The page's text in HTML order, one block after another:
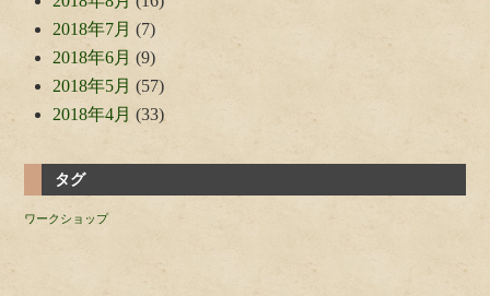
2018年7月 (7)
2018年6月 (9)
2018年5月 (57)
2018年4月 (33)
タグ
ワークショップ